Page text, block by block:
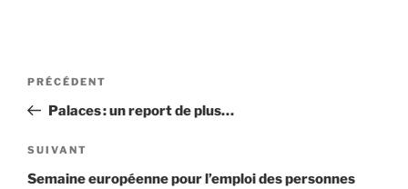
Navigation
l’article
Article
précédent
PRÉCÉDENT
Palaces : un report de plus…
Article
suivant
SUIVANT
Semaine européenne pour l’emploi des personnes